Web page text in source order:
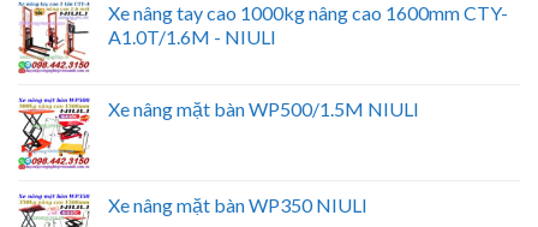
Xe nâng tay cao 1000kg nâng cao 1600mm CTY-
A1.0T/1.6M - NIULI
Xe nâng mặt bàn WP500/1.5M NIULI
Xe nâng mặt bàn WP350 NIULI